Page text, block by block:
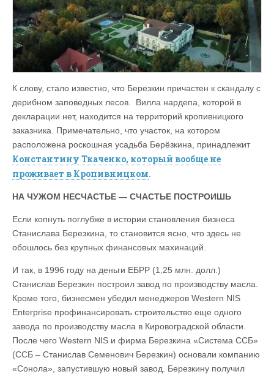
К слову, стало известно, что Березкин причастен к скандалу с
дерибном заповедных лесов. Вилла нардепа, которой в
декларации нет, находится на территорий кропивницкого
заказника. Примечательно, что участок, на котором
расположена роскошная усадьба Берёзкина, принадлежит
Константину Ткаченко, который вообще не
проживает в Кропивницком
НА ЧУЖОМ НЕСЧАСТЬЕ — СЧАСТЬЕ ПОСТРОИШЬ
Если копнуть поглубже в истории становления бизнеса
Станислава Березкина, то становится ясно, что здесь не
обошлось без крупных финансовых махинаций.
И так, в 1996 году на деньги ЕБРР (1,25 млн. долл.)
Станислав Березкин построил завод по производству масла.
Кроме того, бизнесмен убедил менеджеров Western NIS
Enterprise профинансировать строительство еще одного
завода по производству масла в Кировоградской области.
После чего Western NIS и фирма Березкина «Система ССБ»
(ССБ – Станислав Семенович Березкин) основали компанию
«Сонола», запустившую новый завод. Березкину получил